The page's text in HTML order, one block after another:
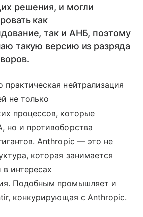
решения, и могли
как
так и АНБ, поэтому
такую версию из разряда
нейтрализация
не только
процессов, которые
но и противоборства
Anthropic — это не
которая занимается
в интересах
Подобным промышляет и
конкурирующая с Anthropic.